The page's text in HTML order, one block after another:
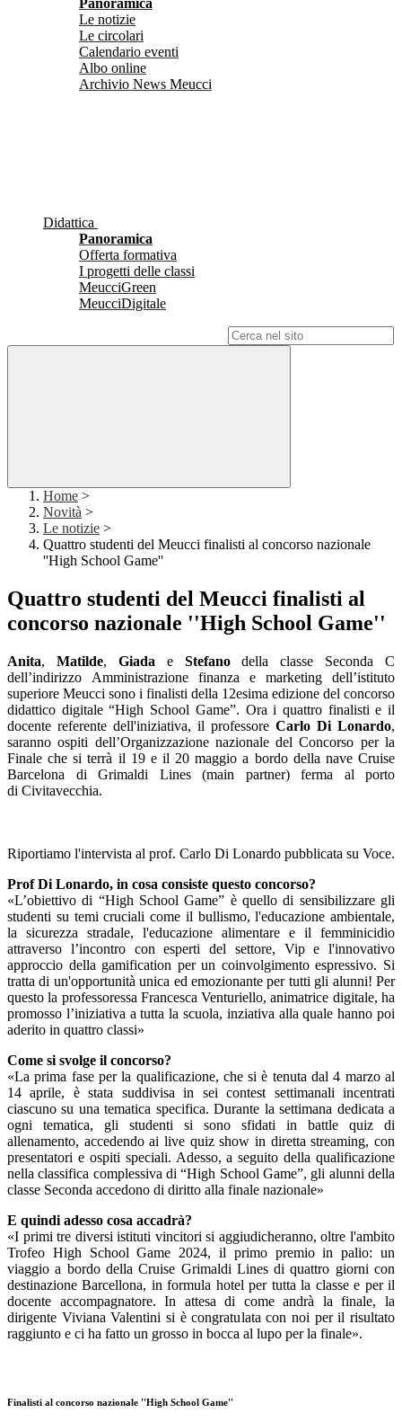
Panoramica
Le notizie
Le circolari
Calendario eventi
Albo online
Archivio News Meucci
Didattica
Panoramica
Offerta formativa
I progetti delle classi
MeucciGreen
MeucciDigitale
Home >
Novità >
Le notizie >
Quattro studenti del Meucci finalisti al concorso nazionale
''High School Game''
Quattro studenti del Meucci finalisti al
concorso nazionale ''High School Game''
Anita, Matilde, Giada e Stefanodella classe Seconda C
dell’indirizzo Amministrazione finanza e marketing dell’istituto
superiore Meucci sono i finalisti della 12esima edizione del concorso
didattico digitale “High School Game”. Ora i quattro finalisti e il
docente referente dell'iniziativa, il professore Carlo Di Lonardo,
saranno ospiti dell’Organizzazione nazionale del Concorso per la
Finale che si terrà il 19 e il 20 maggio a bordo della nave Cruise
Barcelona di Grimaldi Lines (main partner) ferma al porto
di Civitavecchia.
Riportiamo l'intervista al prof. Carlo Di Lonardo pubblicata su Voce.
Prof Di Lonardo, in cosa consiste questo concorso?
«L’obiettivo di “High School Game” è quello di sensibilizzare gli
studenti su temi cruciali come il bullismo, l'educazione ambientale,
la sicurezza stradale, l'educazione alimentare e il femminicidio
attraverso l’incontro con esperti del settore, Vip e l'innovativo
approccio della gamification per un coinvolgimento espressivo. Si
tratta di un'opportunità unica ed emozionante per tutti gli alunni! Per
questo la professoressa Francesca Venturiello, animatrice digitale, ha
promosso l’iniziativa a tutta la scuola, inziativa alla quale hanno poi
aderito in quattro classi»
Come si svolge il concorso?
«La prima fase per la qualificazione, che si è tenuta dal 4 marzo al
14 aprile, è stata suddivisa in sei contest settimanali incentrati
ciascuno su una tematica specifica. Durante la settimana dedicata a
ogni tematica, gli studenti si sono sfidati in battle quiz di
allenamento, accedendo ai live quiz show in diretta streaming, con
presentatori e ospiti speciali. Adesso, a seguito della qualificazione
nella classifica complessiva di “High School Game”, gli alunni della
classe Seconda accedono di diritto alla finale nazionale»
E quindi adesso cosa accadrà?
«I primi tre diversi istituti vincitori si aggiudicheranno, oltre l'ambito
Trofeo High School Game 2024, il primo premio in palio: un
viaggio a bordo della Cruise Grimaldi Lines di quattro giorni con
destinazione Barcellona, in formula hotel per tutta la classe e per il
docente accompagnatore. In attesa di come andrà la finale, la
dirigente Viviana Valentini si è congratulata con noi per il risultato
raggiunto e ci ha fatto un grosso in bocca al lupo per la finale».
Finalisti al concorso nazionale ''High School Game''